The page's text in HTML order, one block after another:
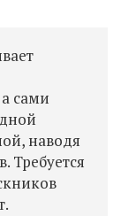
сами
наводя
Требуется